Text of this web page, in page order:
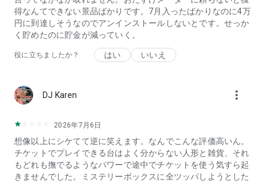
--- --- --- --- ---
◆ぽちくれは スマホ クレーンゲームの決定版！
・スマホからいつでもどこでも遊べるゲームアプリ
・「オンライン北海道展」など豪華景品が魅力のアプリ
・映画化もされた人気アニメのプライズもご用意
・おまとめ配送で参加できるビンゴ大会など楽しいイベントた
・毎月9日、19日、29日はぽちくれの日
◆オンラインキャッチャーはこんな人にオススメ！
得なんてできない景品ばかりです。7月入ったばかりなのに4万
円に到達しそうなのでアンインストールしないとです。せっか
く貯めたのに貯金が減っていく。
役に立ちましたか？ はい いいえ
DJ Karen more_vert
2026年7月6日
想像以上にシケてて逆に笑えます。なんでこんな評価高いん。
チケットでプレイできる台はよく分からない人形と雑貨、それ
もどれも撫でるようなパワーで途中でチケットを使う気すら起
きませんでした。ミステリーボックスに全ツッパしようとした